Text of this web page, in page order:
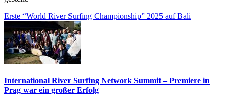
Erste “World River Surfing Championship” 2025 auf Bali
International River Surfing Network Summit – Premiere in
Prag war ein großer Erfolg